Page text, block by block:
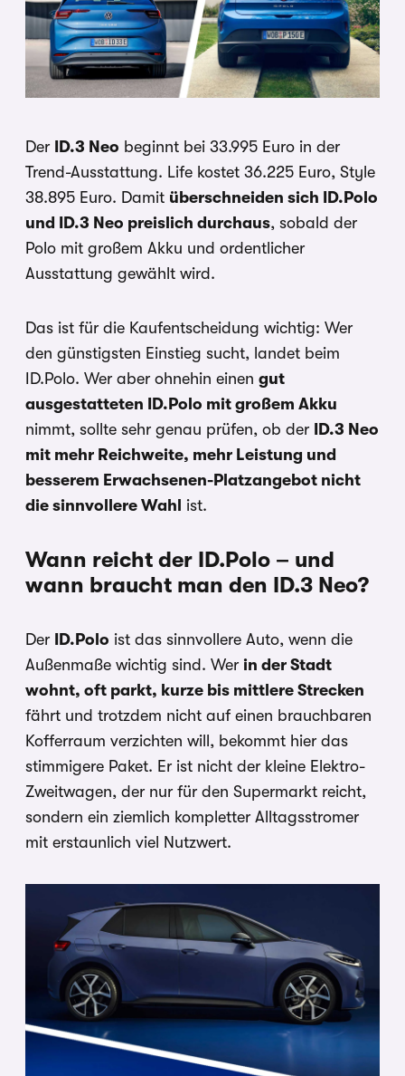
Der ID.3 Neo beginnt bei 33.995 Euro in der
Trend-Ausstattung. Life kostet 36.225 Euro, Style
38.895 Euro. Damit überschneiden sich ID.Polo
und ID.3 Neo preislich durchaus, sobald der
Polo mit großem Akku und ordentlicher
Ausstattung gewählt wird.
Das ist für die Kaufentscheidung wichtig: Wer
den günstigsten Einstieg sucht, landet beim
ID.Polo. Wer aber ohnehin einen gut
ausgestatteten ID.Polo mit großem Akku
nimmt, sollte sehr genau prüfen, ob der ID.3 Neo
mit mehr Reichweite, mehr Leistung und
besserem Erwachsenen-Platzangebot nicht
die sinnvollere Wahl ist.
Wann reicht der ID.Polo – und
wann braucht man den ID.3 Neo?
Der ID.Polo ist das sinnvollere Auto, wenn die
Außenmaße wichtig sind. Wer in der Stadt
wohnt, oft parkt, kurze bis mittlere Strecken
fährt und trotzdem nicht auf einen brauchbaren
Kofferraum verzichten will, bekommt hier das
stimmigere Paket. Er ist nicht der kleine Elektro-
Zweitwagen, der nur für den Supermarkt reicht,
sondern ein ziemlich kompletter Alltagsstromer
mit erstaunlich viel Nutzwert.